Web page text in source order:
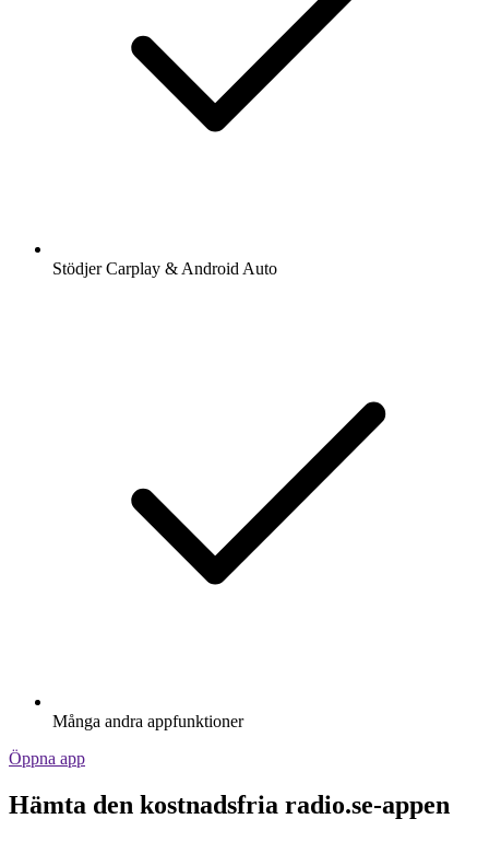
Stödjer Carplay & Android Auto
Många andra appfunktioner
Öppna app
Hämta den kostnadsfria radio.se-appen